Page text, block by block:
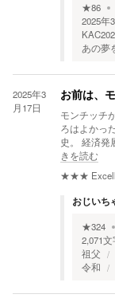
★86
2025年
あの夢
2025年3
月17日
お前は、
モンチッチ
ろはよかっ
史。 経済発
きを読む
★★★
おじいち
★324
2,071文
祖父
令和